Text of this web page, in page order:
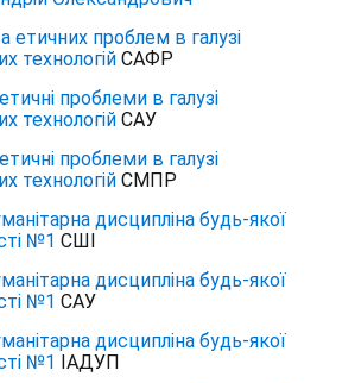
етичних проблем в галузі
технологій САФР
проблеми в галузі
технологій САУ
проблеми в галузі
технологій СМПР
дисципліна будь-якої
№1 СШІ
дисципліна будь-якої
№1 САУ
дисципліна будь-якої
№1 ІАДУП